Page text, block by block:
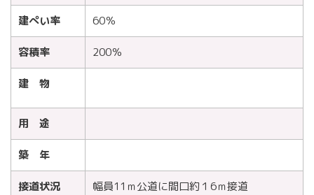
建ぺい率 60％
容積率 200％
建 物
用 途
築 年
接道状況 幅員11ｍ公道に間口約１6ｍ接道